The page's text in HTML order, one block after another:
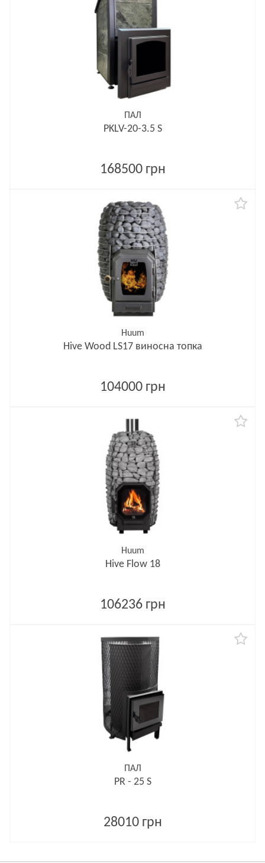
ПАЛ
PKLV-20-3.5 S
168500 грн
Huum
Hive Wood LS17 виносна топка
104000 грн
Huum
Hive Flow 18
106236 грн
ПАЛ
PR - 25 S
28010 грн